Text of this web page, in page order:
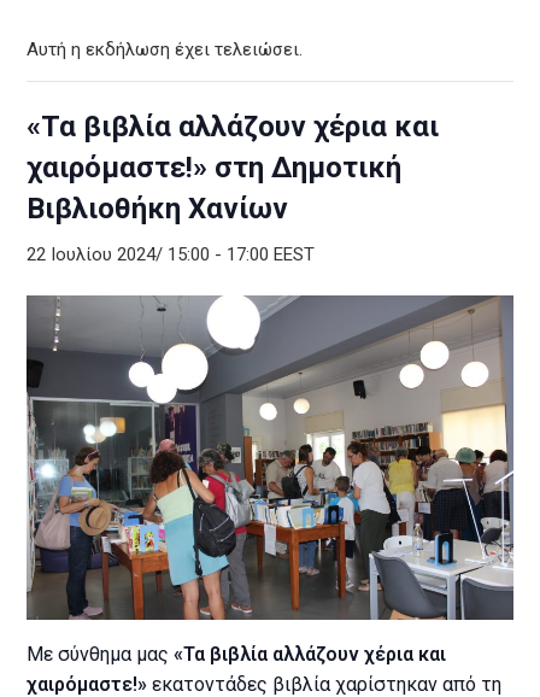
Αυτή η εκδήλωση έχει τελειώσει.
«Τα βιβλία αλλάζουν χέρια και
χαιρόμαστε!» στη Δημοτική
Βιβλιοθήκη Χανίων
22 Ιουλίου 2024/ 15:00 - 17:00 EEST
Με σύνθημα μας«Τα βιβλία αλλάζουν χέρια και
χαιρόμαστε!» εκατοντάδες βιβλία χαρίστηκαν από τη